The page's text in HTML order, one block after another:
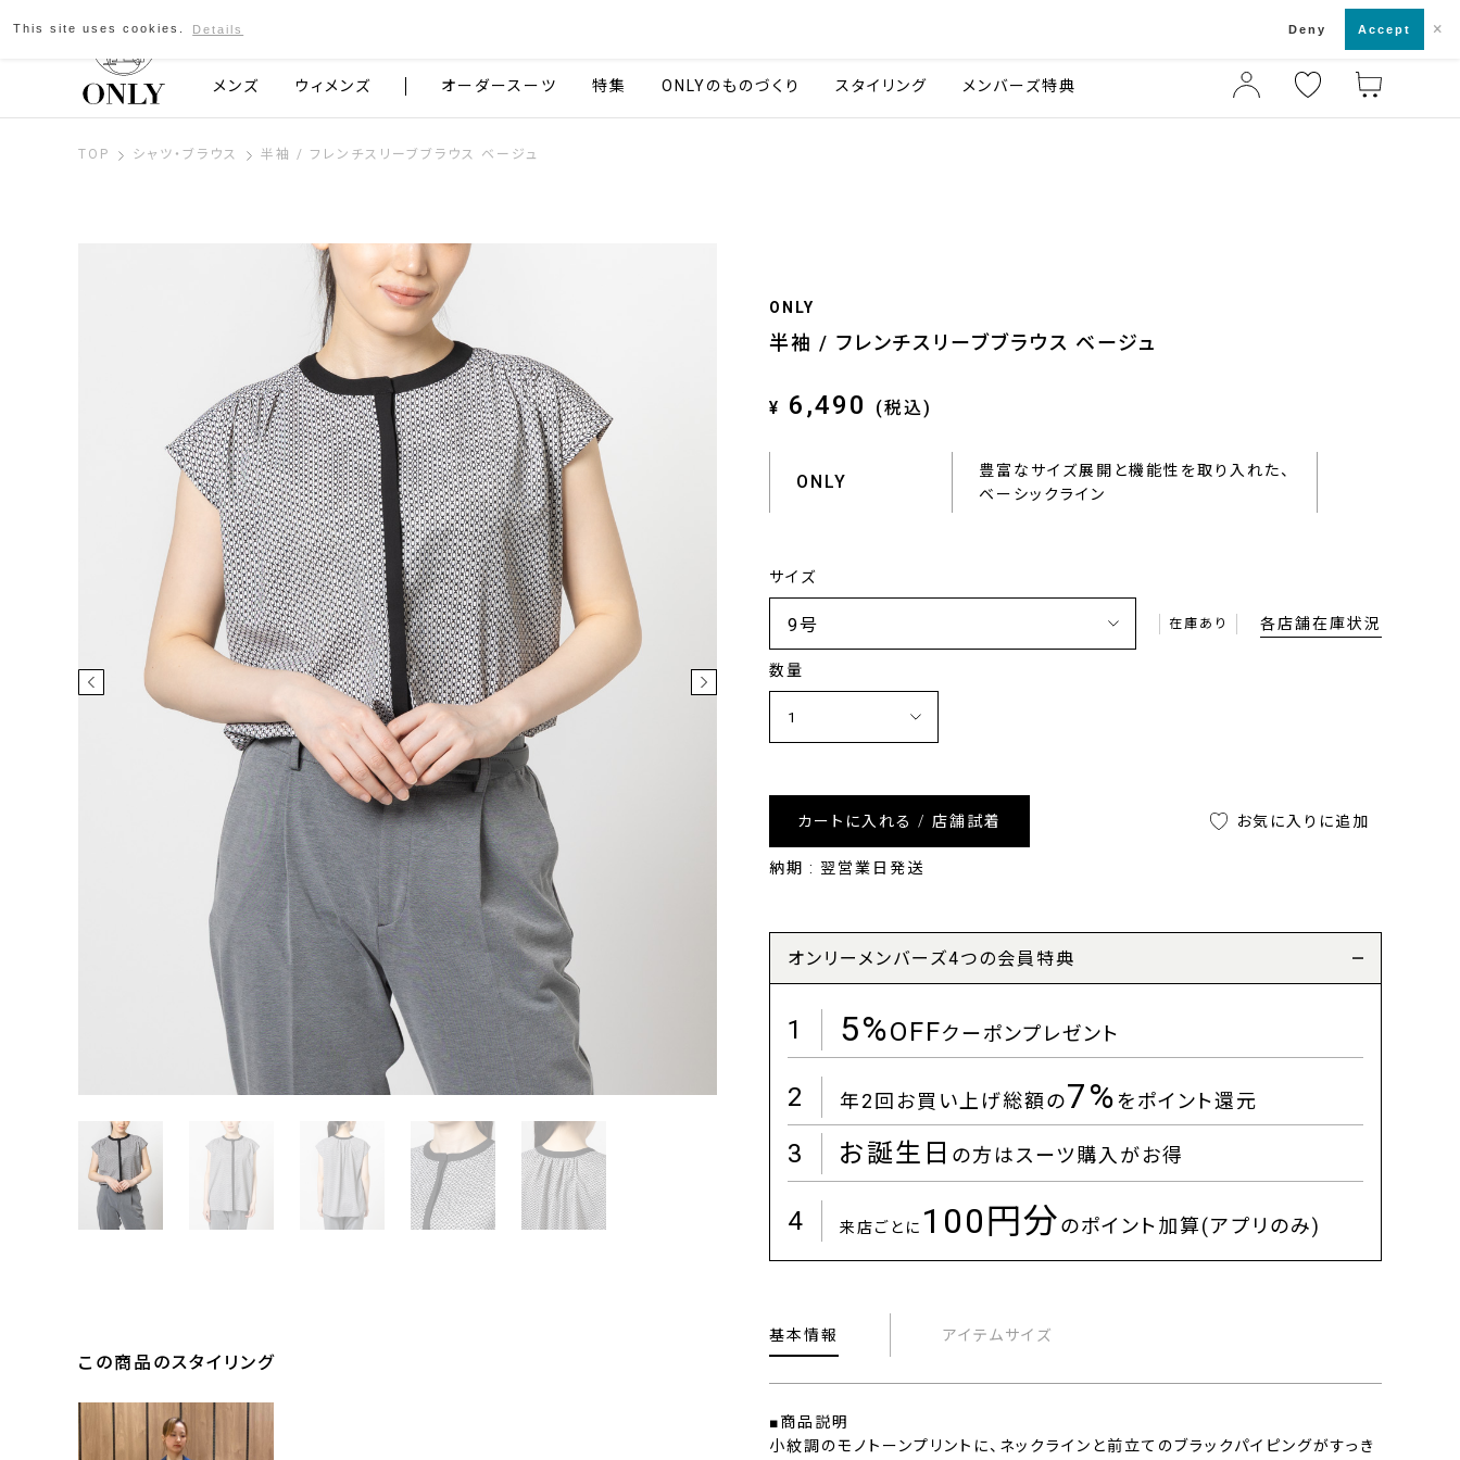
京都発のスーツブランド ONLY
メンズ ウィメンズ オーダースーツ 特集 ONLYのものづくり スタイリング メンバーズ特典
TOP シャツ・ブラウス 半袖 / フレンチスリーブブラウス ベージュ
ONLY
半袖 / フレンチスリーブブラウス ベージュ
¥ 6,490 (税込)
ONLY
豊富なサイズ展開と機能性を取り入れた、
ベーシックライン
サイズ
在庫あり 各店舗在庫状況
数量
カートに入れる / 店舗試着
納期 : 翌営業日発送
お気に入りに追加
オンリーメンバーズ4つの会員特典
1 5%OFFクーポンプレゼント
2 年2回お買い上げ総額の7%をポイント還元
3 お誕生日 の方はスーツ購入がお得
4 来店ごとに 100円分のポイント加算(アプリのみ)
基本情報 アイテムサイズ
■商品説明
小紋調のモノトーンプリントに、ネックラインと前立てのブラックパイピングがすっき
この商品のスタイリング
This site uses cookies. Details Deny Accept ×